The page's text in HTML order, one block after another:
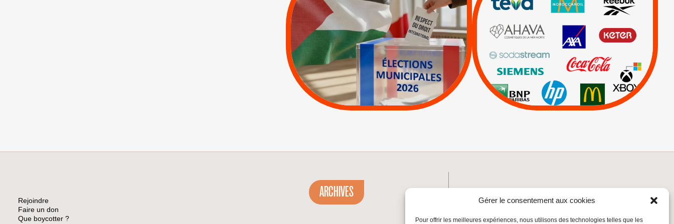
Gérer le consentement aux cookies
Pour offrir les meilleures expériences, nous utilisons des technologies telles que les
RESPECT DU DROIT
INTERNATIONAL EN
PALESTINE
APPELS | Actus |
Espaces Sans
Apartheid
| Lettres d'interpellation
Actus | Ahava
Carrefour HP
Keter |
Livres et brochures
Mehadrin | PUMA |
Sodastream
Visuels, tracts,
affiches,...
Rejoindre
Faire un don
Que boycotter ?
ARCHIVES
INSCRIVEZ-VOUS À LA NEWSLETTER